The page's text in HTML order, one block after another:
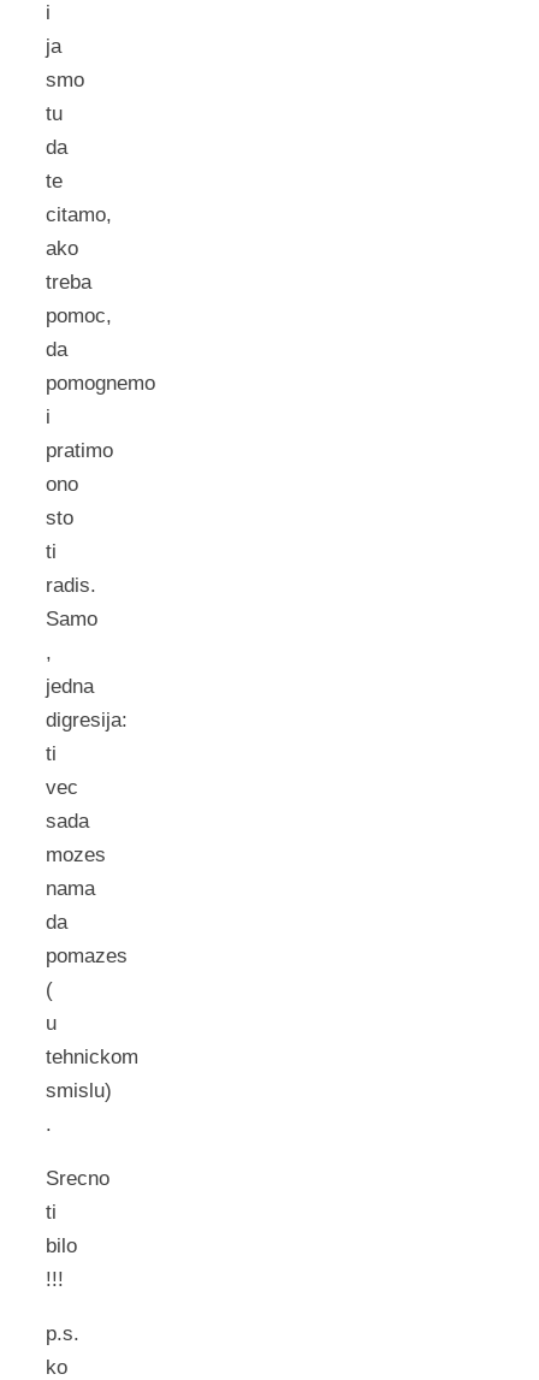
i
ja
smo
tu
da
te
citamo,
ako
treba
pomoc,
da
pomognemo
i
pratimo
ono
sto
ti
radis.
Samo
,
jedna
digresija:
ti
vec
sada
mozes
nama
da
pomazes
(
u
tehnickom
smislu)
.
Srecno
ti
bilo
!!!
p.s.
ko